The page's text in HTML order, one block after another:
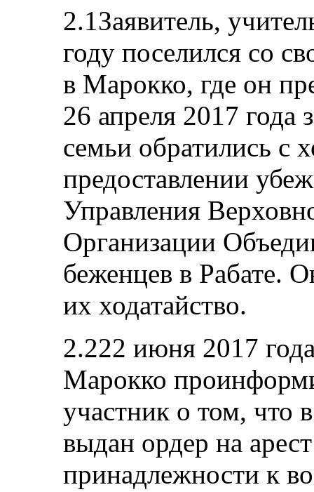
2.1Заявитель,
году поселился со
в Марокко, где он
26 апреля 2017 года
семьи обратились с
предоставлении
Управления
Организации
беженцев в Рабате.
их ходатайство.
2.222 июня 2017
Марокко
участник о том, что
выдан ордер на
принадлежности к